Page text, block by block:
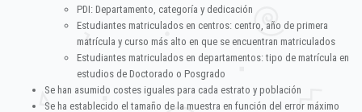
PDI: Departamento, categoría y dedicación
Estudiantes matriculados en centros: centro, año de primera
matrícula y curso más alto en que se encuentran matriculados
Estudiantes matriculados en departamentos: tipo de matrícula en
estudios de Doctorado o Posgrado
Se han asumido costes iguales para cada estrato y población
Se ha establecido el tamaño de la muestra en función del error máximo